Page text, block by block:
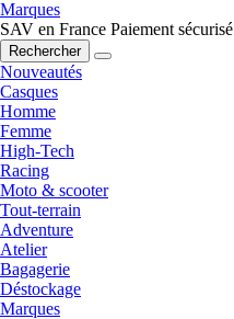
Marques
SAV en France Paiement sécurisé
Rechercher
Nouveautés
Casques
Homme
Femme
High-Tech
Racing
Moto & scooter
Tout-terrain
Adventure
Atelier
Bagagerie
Déstockage
Marques